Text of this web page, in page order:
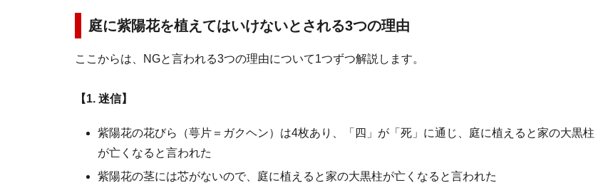
庭に紫陽花を植えてはいけないとされる3つの理由
ここからは、NGと言われる3つの理由について1つずつ解説します。
【1. 迷信】
紫陽花の花びら（萼片＝ガクヘン）は4枚あり、「四」が「死」に通じ、庭に植えると家の大黒柱
が亡くなると言われた
紫陽花の茎には芯がないので、庭に植えると家の大黒柱が亡くなると言われた